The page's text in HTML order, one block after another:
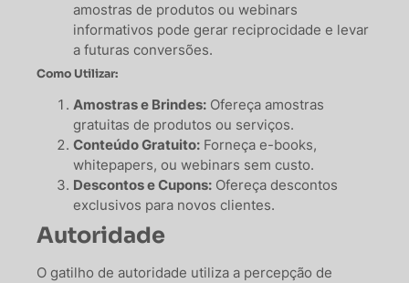
amostras de produtos ou webinars
informativos pode gerar reciprocidade e levar
a futuras conversões.
Como Utilizar:
Amostras e Brindes: Ofereça amostras
gratuitas de produtos ou serviços.
Conteúdo Gratuito: Forneça e-books,
whitepapers, ou webinars sem custo.
Descontos e Cupons: Ofereça descontos
exclusivos para novos clientes.
Autoridade
O gatilho de autoridade utiliza a percepção de